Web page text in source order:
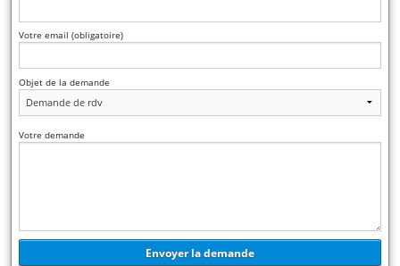
Votre email (obligatoire)
Objet de la demande
Votre demande